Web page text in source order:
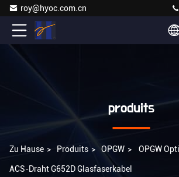
roy@hyoc.com.cn
produits
Zu Hause > Produits > OPGW > OPGW
ACS-Draht G652D Glasfaserkabel